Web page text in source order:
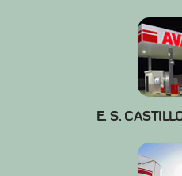
E. S.